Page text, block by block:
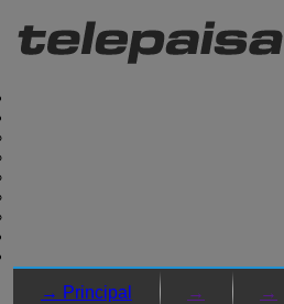
→ Principal → →